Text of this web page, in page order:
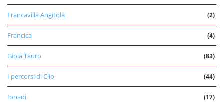
Francavilla Angitola (2)
Francica (4)
Gioia Tauro (83)
I percorsi di Clio (44)
Ionadi (17)